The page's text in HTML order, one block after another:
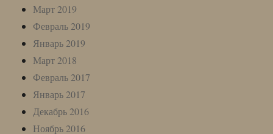
Март 2019
Февраль 2019
Январь 2019
Март 2018
Февраль 2017
Январь 2017
Декабрь 2016
Ноябрь 2016